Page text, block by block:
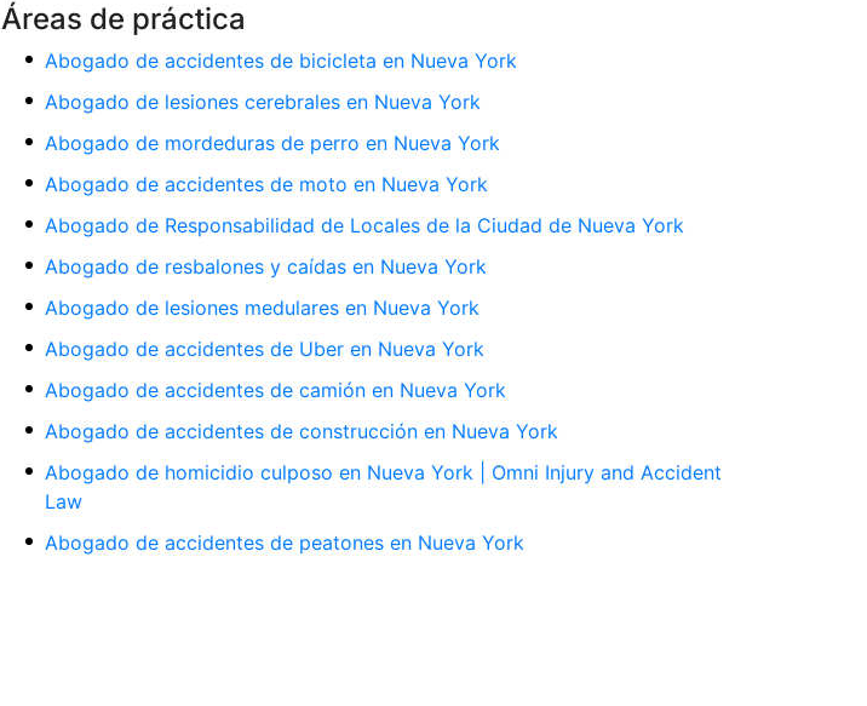
Áreas de práctica
Abogado de accidentes de bicicleta en Nueva York
Abogado de lesiones cerebrales en Nueva York
Abogado de mordeduras de perro en Nueva York
Abogado de accidentes de moto en Nueva York
Abogado de Responsabilidad de Locales de la Ciudad de Nueva York
Abogado de resbalones y caídas en Nueva York
Abogado de lesiones medulares en Nueva York
Abogado de accidentes de Uber en Nueva York
Abogado de accidentes de camión en Nueva York
Abogado de accidentes de construcción en Nueva York
Abogado de homicidio culposo en Nueva York | Omni Injury and Accident
Law
Abogado de accidentes de peatones en Nueva York